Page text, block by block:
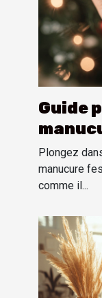
Guide
Noël
Plongez
manucure
comme il...